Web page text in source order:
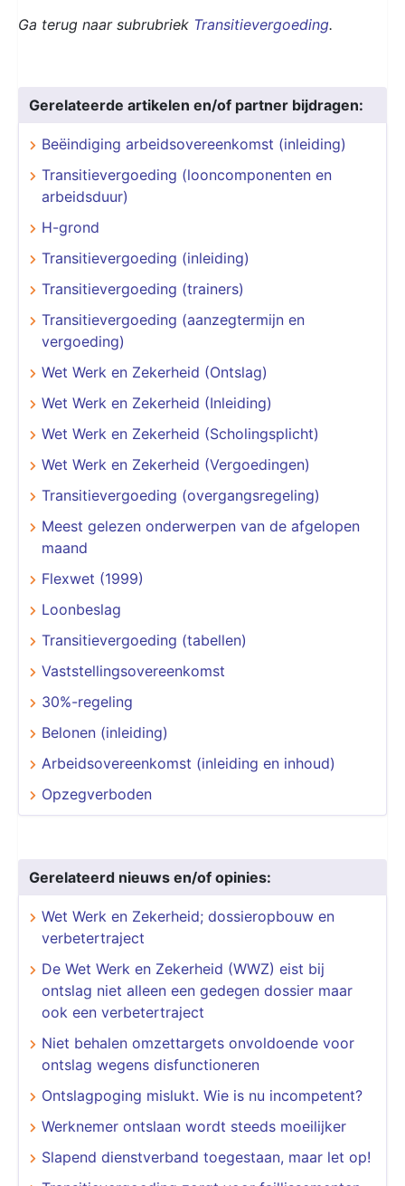
Ga terug naar subrubriek Transitievergoeding.
Gerelateerde artikelen en/of partner bijdragen:
Beëindiging arbeidsovereenkomst (inleiding)
Transitievergoeding (looncomponenten en
arbeidsduur)
H-grond
Transitievergoeding (inleiding)
Transitievergoeding (trainers)
Transitievergoeding (aanzegtermijn en
vergoeding)
Wet Werk en Zekerheid (Ontslag)
Wet Werk en Zekerheid (Inleiding)
Wet Werk en Zekerheid (Scholingsplicht)
Wet Werk en Zekerheid (Vergoedingen)
Transitievergoeding (overgangsregeling)
Meest gelezen onderwerpen van de afgelopen
maand
Flexwet (1999)
Loonbeslag
Transitievergoeding (tabellen)
Vaststellingsovereenkomst
30%-regeling
Belonen (inleiding)
Arbeidsovereenkomst (inleiding en inhoud)
Opzegverboden
Gerelateerd nieuws en/of opinies:
Wet Werk en Zekerheid; dossieropbouw en
verbetertraject
De Wet Werk en Zekerheid (WWZ) eist bij
ontslag niet alleen een gedegen dossier maar
ook een verbetertraject
Niet behalen omzettargets onvoldoende voor
ontslag wegens disfunctioneren
Ontslagpoging mislukt. Wie is nu incompetent?
Werknemer ontslaan wordt steeds moeilijker
Slapend dienstverband toegestaan, maar let op!